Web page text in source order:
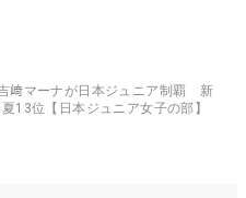
﨑マーナが日本ジュニア制覇 新
13位【日本ジュニア女子の部】